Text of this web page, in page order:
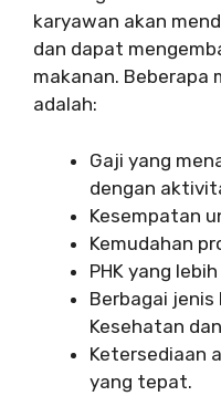
karyawan akan
dan dapat
makanan.
adalah:
Gaji yang
dengan
Kesempatan
Kemudahan
PHK yang
Berbagai jenis
Kesehatan
Ketersediaan
yang tepat.